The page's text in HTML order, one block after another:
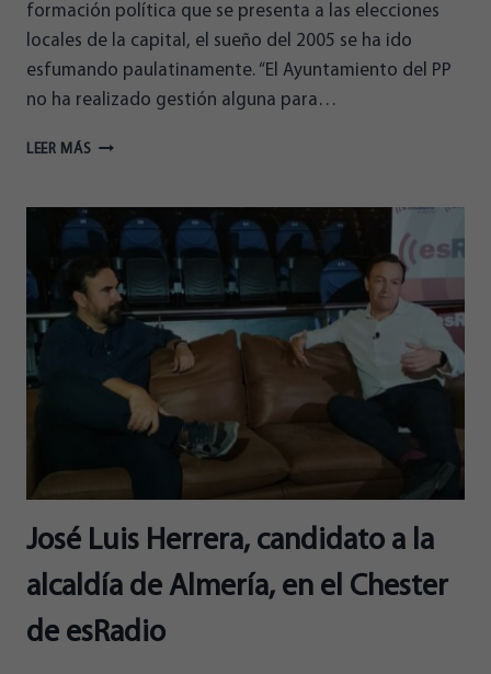
formación política que se presenta a las elecciones
locales de la capital, el sueño del 2005 se ha ido
esfumando paulatinamente. “El Ayuntamiento del PP
no ha realizado gestión alguna para…
LEER MÁS ALMERIENSES
ATLETISMO
José Luis Herrera, candidato a la
alcaldía de Almería, en el Chester
de esRadio